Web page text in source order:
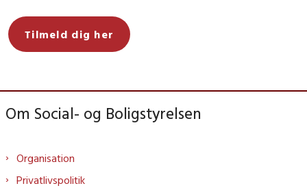
Tilmeld dig her
Om Social- og Boligstyrelsen
Organisation
Privatlivspolitik